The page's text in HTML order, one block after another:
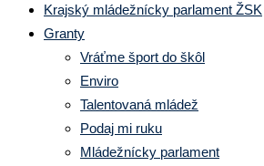
Krajský mládežnícky parlament ŽSK
Granty
Vráťme šport do škôl
Enviro
Talentovaná mládež
Podaj mi ruku
Mládežnícky parlament